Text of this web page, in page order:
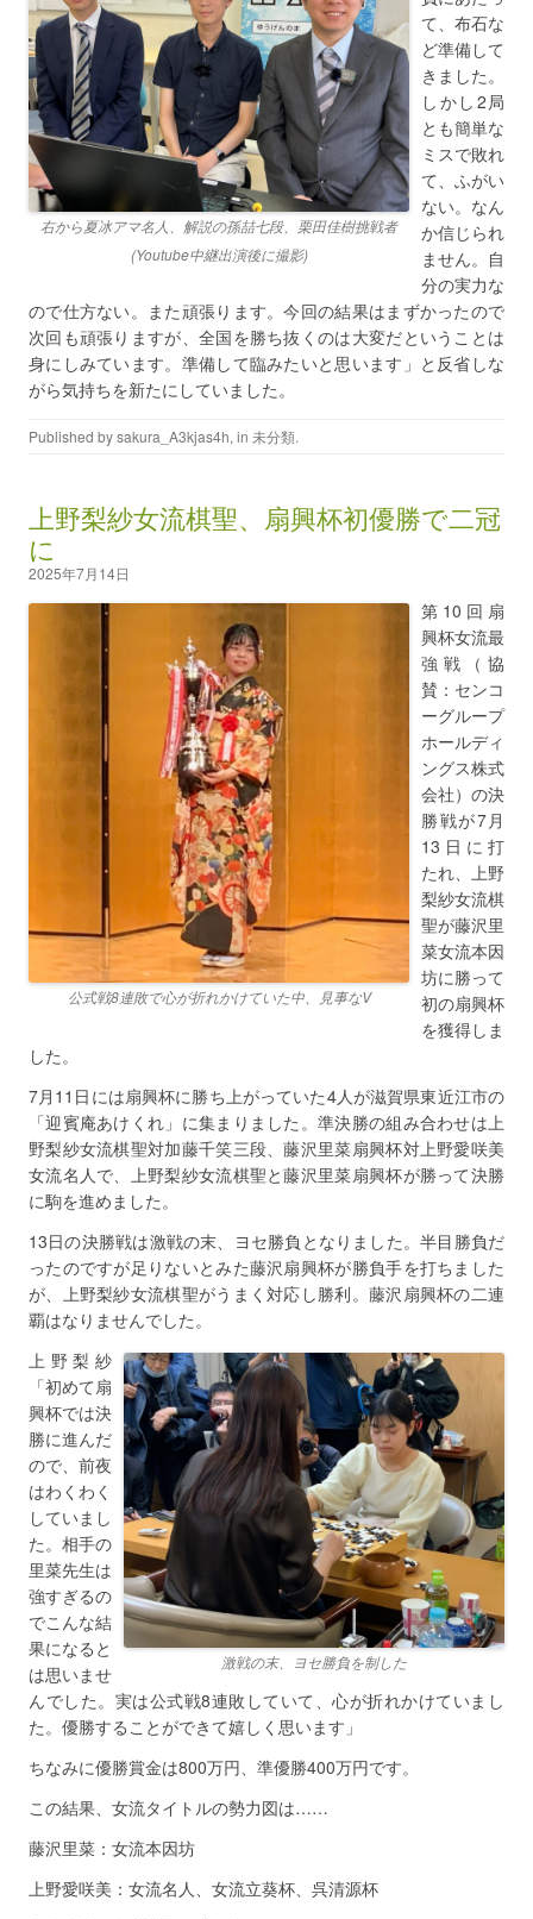
右から夏冰アマ名人、解説の孫喆七段、栗田佳樹挑戦者
(Youtube中継出演後に撮影)
て、布石な
ど準備して
きました。
しかし2局
とも簡単な
ミスで敗れ
て、ふがい
ない。なん
か信じられ
ません。自
分の実力な
ので仕方ない。また頑張ります。今回の結果はまずかったので
次回も頑張りますが、全国を勝ち抜くのは大変だということは
身にしみています。準備して臨みたいと思います」と反省しな
がら気持ちを新たにしていました。
Published bysakura_A3kjas4h, in 未分類.
上野梨紗女流棋聖、扇興杯初優勝で二冠
に
2025年7月14日
公式戦8連敗で心が折れかけていた中、見事なV
第10回扇
興杯女流最
強戦（協
賛：センコ
ーグループ
ホールディ
ングス株式
会社）の決
勝戦が7月
13日に打
たれ、上野
梨紗女流棋
聖が藤沢里
菜女流本因
坊に勝って
初の扇興杯
を獲得しま
した。
7月11日には扇興杯に勝ち上がっていた4人が滋賀県東近江市の
「迎賓庵あけくれ」に集まりました。準決勝の組み合わせは上
野梨紗女流棋聖対加藤千笑三段、藤沢里菜扇興杯対上野愛咲美
女流名人で、上野梨紗女流棋聖と藤沢里菜扇興杯が勝って決勝
に駒を進めました。
13日の決勝戦は激戦の末、ヨセ勝負となりました。半目勝負だ
ったのですが足りないとみた藤沢扇興杯が勝負手を打ちました
が、上野梨紗女流棋聖がうまく対応し勝利。藤沢扇興杯の二連
覇はなりませんでした。
激戦の末、ヨセ勝負を制した
上野梨紗
「初めて扇
興杯では決
勝に進んだ
ので、前夜
はわくわく
していまし
た。相手の
里菜先生は
強すぎるの
でこんな結
果になると
は思いませ
んでした。実は公式戦8連敗していて、心が折れかけていまし
た。優勝することができて嬉しく思います」
ちなみに優勝賞金は800万円、準優勝400万円です。
この結果、女流タイトルの勢力図は……
藤沢里菜：女流本因坊
上野愛咲美：女流名人、女流立葵杯、呉清源杯